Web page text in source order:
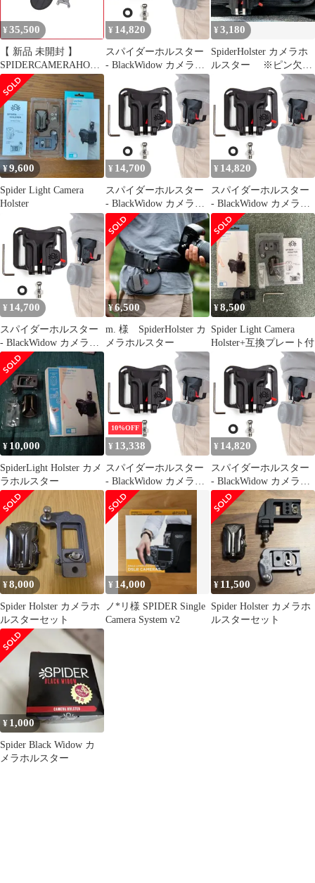
¥ 35,500
【 新品 未開封 】
SPIDERCAMERAHOLS
TER 速写カメラホル
スター Ｓｐｉｄｅｒ
ＰＲＯ ＳＣＳ Ｖ
２ １台用
SpiderPROSCS-V2 未使
用 送料無料
¥ 14,820
スパイダーホルスター
- BlackWidow カメラホ
ルスター + ピン - どん
なベルトからも軽量カ
メラを持ち運ぶための
セルフロックホルスタ
ー!
¥3,180
SpiderHolster カメラホ
ルスター ※ピン欠
品 ベルトセット
¥9,600
Spider Light Camera
Holster
¥ 14,700
スパイダーホルスター
- BlackWidow カメラホ
ルスター + ピン - どん
なベルトからも軽量カ
メラを持ち運ぶための
セルフロックホルスタ
ー!
¥ 14,820
スパイダーホルスター
- BlackWidow カメラホ
ルスター + ピン - どん
なベルトからも軽量カ
メラを持ち運ぶための
セルフロックホルスタ
ー!
¥ 14,700
スパイダーホルスター
- BlackWidow カメラホ
ルスター + ピン - どん
なベルトからも軽量カ
メラを持ち運ぶための
セルフロックホルスタ
ー!
¥6,500
m. 様 SpiderHolster カ
メラホルスター
¥8,500
Spider Light Camera
Holster+互換プレート付
¥ 10,000
SpiderLight Holster カメ
ラホルスター
10%OFF
¥ 13,338
スパイダーホルスター
- BlackWidow カメラホ
ルスター + ピン - どん
なベルトからも軽量カ
メラを持ち運ぶための
セルフロックホルスタ
¥ 14,820
スパイダーホルスター
- BlackWidow カメラホ
ルスター + ピン - どん
なベルトからも軽量カ
メラを持ち運ぶための
セルフロックホルスタ
ー!
¥8,000
Spider Holster カメラホ
ルスターセット
¥ 14,000
ノ*リ様 SPIDER Single
Camera System v2
¥ 11,500
Spider Holster カメラホ
ルスターセット
¥ 1,000
Spider Black Widow カ
メラホルスター